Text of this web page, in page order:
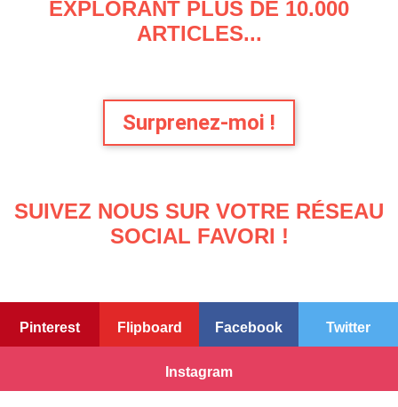
EXPLORANT PLUS DE 10.000
ARTICLES...
Surprenez-moi !
SUIVEZ NOUS SUR VOTRE RÉSEAU
SOCIAL FAVORI !
Pinterest Flipboard Facebook Twitter
Instagram